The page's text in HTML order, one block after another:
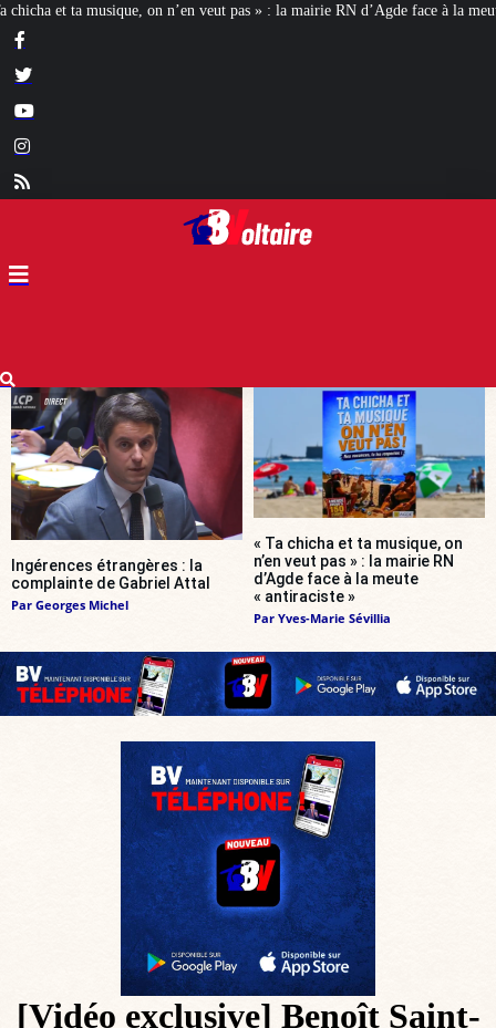
» : la mairie RN d’Agde face à la meute « antiraciste » La hausse de la
Ingérences étrangères : la
complainte de Gabriel Attal
Par Georges Michel
« Ta chicha et ta musique, on
n’en veut pas » : la mairie RN
d’Agde face à la meute
« antiraciste »
Par Yves-Marie Sévillia
[Vidéo exclusive] Benoît Saint-